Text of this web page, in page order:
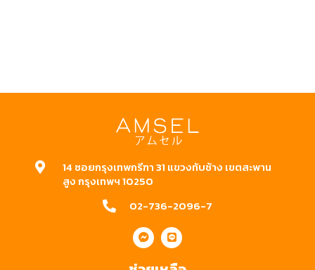
14 ซอยกรุงเทพกรีฑา 31 แขวงทับช้าง เขตสะพาน
สูง กรุงเทพฯ 10250
02-736-2096-7